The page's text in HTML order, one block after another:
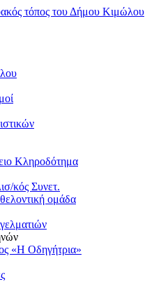
Κληροδότημα
κός Συνετ.
ομάδα
«Η Οδηγήτρια»